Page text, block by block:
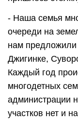
- Наша семья
очереди на
нам предложили
Джигинке,
Каждый год
многодетных
администрации
участков нет и